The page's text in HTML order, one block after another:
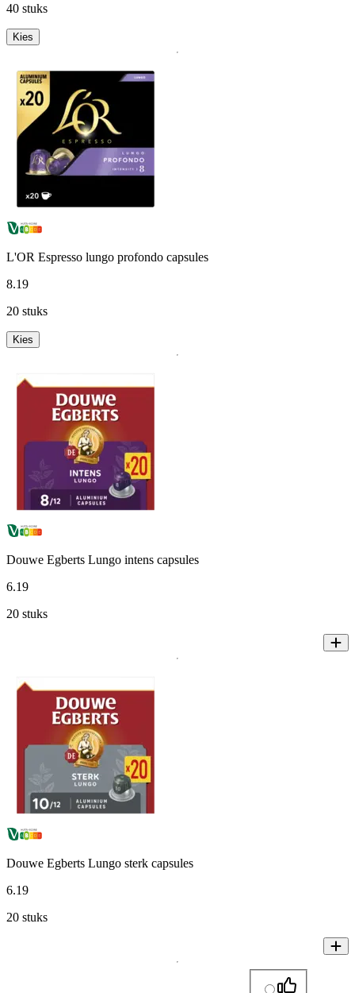
40 stuks
Kies
L'OR Espresso lungo profondo capsules
8.19
20 stuks
Kies
Douwe Egberts Lungo intens capsules
6.19
20 stuks
Douwe Egberts Lungo sterk capsules
6.19
20 stuks